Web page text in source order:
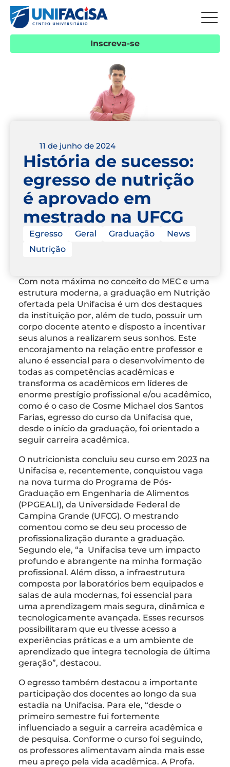
Inscreva-se
11 de junho de 2024
História de sucesso:
egresso de nutrição
é aprovado em
mestrado na UFCG
Egresso Geral Graduação
News
Nutrição
Com nota máxima no conceito do MEC e uma
estrutura moderna, a graduação em Nutrição
ofertada pela Unifacisa é um dos destaques
da instituição por, além de tudo, possuir um
corpo docente atento e disposto a incentivar
seus alunos a realizarem seus sonhos. Este
encorajamento na relação entre professor e
aluno é essencial para o desenvolvimento de
todas as competências acadêmicas e
transforma os acadêmicos em líderes de
enorme prestígio profissional e/ou acadêmico,
como é o caso de Cosme Michael dos Santos
Farias, egresso do curso da Unifacisa que,
desde o início da graduação, foi orientado a
seguir carreira acadêmica.
O nutricionista concluiu seu curso em 2023 na
Unifacisa e, recentemente, conquistou vaga
na nova turma do Programa de Pós-
Graduação em Engenharia de Alimentos
(PPGEALI), da Universidade Federal de
Campina Grande (UFCG). O mestrando
comentou como se deu seu processo de
profissionalização durante a graduação.
Segundo ele, “a Unifacisa teve um impacto
profundo e abrangente na minha formação
profissional. Além disso, a infraestrutura
composta por laboratórios bem equipados e
salas de aula modernas, foi essencial para
uma aprendizagem mais segura, dinâmica e
tecnologicamente avançada. Esses recursos
possibilitaram que eu tivesse acesso a
experiências práticas e a um ambiente de
aprendizado que integra tecnologia de última
geração”, destacou.
O egresso também destacou a importante
participação dos docentes ao longo da sua
estadia na Unifacisa. Para ele, “desde o
primeiro semestre fui fortemente
influenciado a seguir a carreira acadêmica e
de pesquisa. Conforme o curso foi seguindo,
os professores alimentavam ainda mais esse
meu apreço pela vida acadêmica. A Profa.